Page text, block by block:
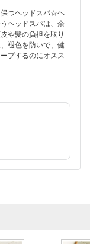
つヘッドスパ☆ヘ
ヘッドスパは、余
や髪の負担を取り
褪色を防いで、健
プするのにオスス